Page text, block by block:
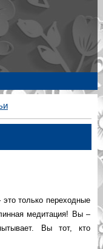
только переходные
медитация! Вы –
Вы тот, кто